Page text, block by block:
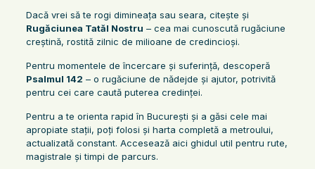
Dacă vrei să te rogi dimineața sau seara, citește și
Rugăciunea Tatăl Nostru – cea mai cunoscută rugăciune
creștină, rostită zilnic de milioane de credincioși.
Pentru momentele de încercare și suferință, descoperă
Psalmul 142 – o rugăciune de nădejde și ajutor, potrivită
pentru cei care caută puterea credinței.
Pentru a te orienta rapid în București și a găsi cele mai
apropiate stații, poți folosi și harta completă a metroului,
actualizată constant. Accesează aici ghidul util pentru rute,
magistrale și timpi de parcurs.